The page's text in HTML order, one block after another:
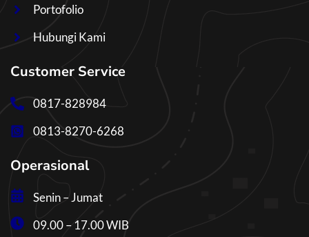
Portofolio
Hubungi Kami
Customer Service
0817-828984
0813-8270-6268
Operasional
Senin – Jumat
09.00 – 17.00 WIB